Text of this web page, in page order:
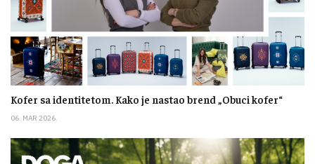
Kofer sa identitetom. Kako je nastao brend „Obuci kofer“
06. MAR 2026.